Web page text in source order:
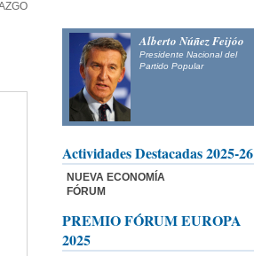
Alberto Núñez Feijóo
Presidente Nacional del
Partido Popular
Actividades Destacadas 2025-26
NUEVA ECONOMÍA
FÓRUM
PREMIO FÓRUM EUROPA
2025